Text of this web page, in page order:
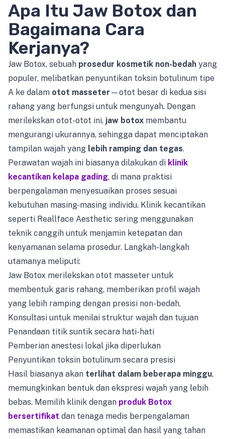
Apa Itu Jaw Botox dan
Bagaimana Cara
Kerjanya?
Jaw Botox, sebuah prosedur kosmetik non-bedah yang
populer, melibatkan penyuntikan toksin botulinum tipe
A ke dalam otot masseter —otot besar di kedua sisi
rahang yang berfungsi untuk mengunyah. Dengan
merilekskan otot-otot ini, jaw botox membantu
mengurangi ukurannya, sehingga dapat menciptakan
tampilan wajah yang lebih ramping dan tegas.
Perawatan wajah ini biasanya dilakukan di klinik
kecantikan kelapa gading, di mana praktisi
berpengalaman menyesuaikan proses sesuai
kebutuhan masing-masing individu. Klinik kecantikan
seperti Reallface Aesthetic sering menggunakan
teknik canggih untuk menjamin ketepatan dan
kenyamanan selama prosedur. Langkah-langkah
utamanya meliputi:
Jaw Botox merilekskan otot masseter untuk
membentuk garis rahang, memberikan profil wajah
yang lebih ramping dengan presisi non-bedah.
Konsultasi untuk menilai struktur wajah dan tujuan
Penandaan titik suntik secara hati-hati
Pemberian anestesi lokal jika diperlukan
Penyuntikan toksin botulinum secara presisi
Hasil biasanya akan terlihat dalam beberapa minggu,
memungkinkan bentuk dan ekspresi wajah yang lebih
bebas. Memilih klinik dengan produk Botox
bersertifikat dan tenaga medis berpengalaman
memastikan keamanan optimal dan hasil yang tahan